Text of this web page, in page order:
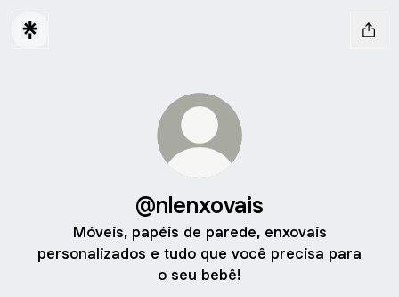
@nlenxovais
Móveis, papéis de parede, enxovais
personalizados e tudo que você precisa para
o seu bebê!